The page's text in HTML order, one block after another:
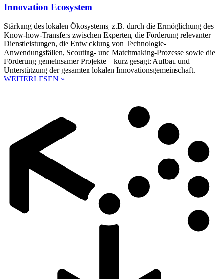
Innovation Ecosystem
Stärkung des lokalen Ökosystems, z.B. durch die Ermöglichung des
Know-how-Transfers zwischen Experten, die Förderung relevanter
Dienstleistungen, die Entwicklung von Technologie-
Anwendungsfällen, Scouting- und Matchmaking-Prozesse sowie die
Förderung gemeinsamer Projekte – kurz gesagt: Aufbau und
Unterstützung der gesamten lokalen Innovationsgemeinschaft.
WEITERLESEN »